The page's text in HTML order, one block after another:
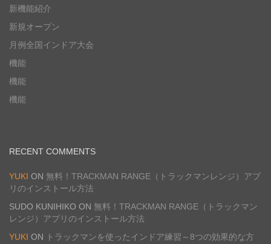
新機能紹介
新規オープン
月例全国インドア大会
機能
機能
機能
RECENT COMMENTS
YUKI ON 無料！TRACKMAN RANGE（トラックマンレンジ）アプ
リのインストール方法
SUDO KUNIHIKO ON 無料！TRACKMAN RANGE（トラックマン
レンジ）アプリのインストール方法
YUKI ON トラックマンを使ったインドア練習～8つの効果的な方